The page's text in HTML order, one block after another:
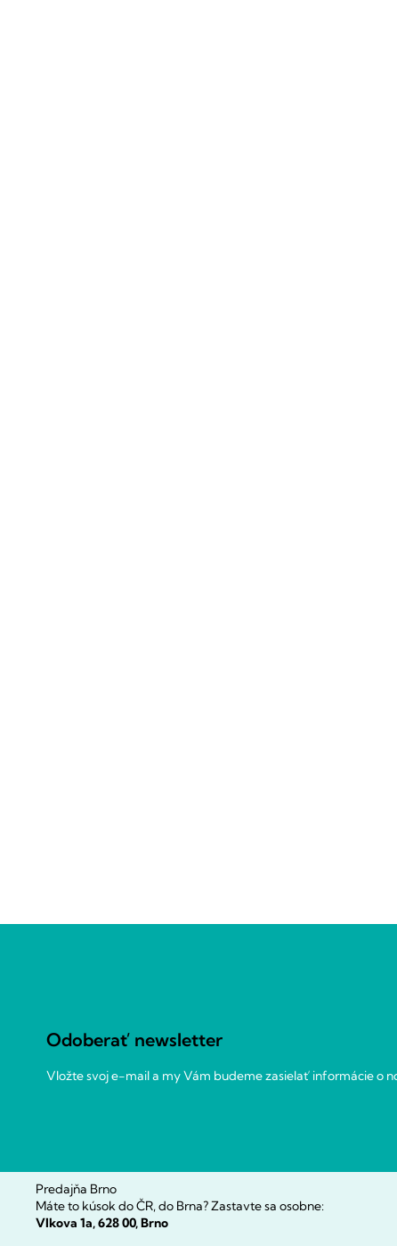
Odoberať newsletter
Vložte svoj e-mail a my Vám budeme zasielať informácie o
Predajňa Brno
Máte to kúsok do ČR, do Brna? Zastavte sa osobne:
Vlkova 1a, 628 00, Brno